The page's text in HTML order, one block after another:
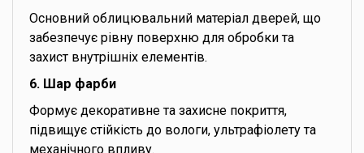
Основний облицювальний матеріал дверей, що
забезпечує рівну поверхню для обробки та
захист внутрішніх елементів.
6. Шар фарби
Формує декоративне та захисне покриття,
підвищує стійкість до вологи, ультрафіолету та
механічного впливу.